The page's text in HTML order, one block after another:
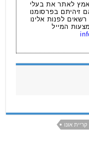
מאמץ לאתר את בעלי
זיהיתם בפרסומנו
לפנות אלינו
המייל
קריית אונו